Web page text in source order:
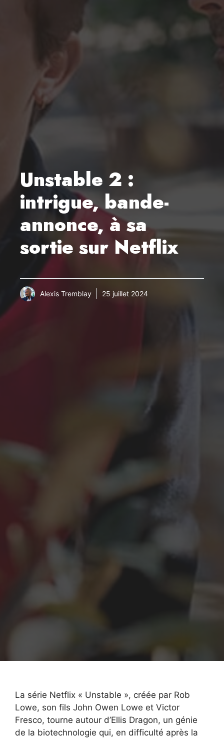
Unstable 2 :
intrigue, bande-
annonce, à sa
sortie sur Netflix
Alexis Tremblay 25 juillet 2024
La série Netflix « Unstable », créée par Rob
Lowe, son fils John Owen Lowe et Victor
Fresco, tourne autour d’Ellis Dragon, un génie
de la biotechnologie qui, en difficulté après la